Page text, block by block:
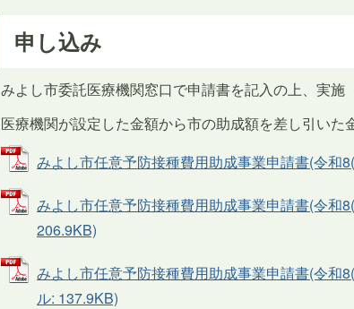
申し込み
みよし市委託医療機関窓口で申請書を記入の上、実施
医療機関が設定した金額から市の助成額を差し引いた
みよし市任意予防接種費用助成事業申請書(令和
みよし市任意予防接種費用助成事業申請書(令和
206.9KB)
みよし市任意予防接種費用助成事業申請書(令和
ル: 137.9KB)